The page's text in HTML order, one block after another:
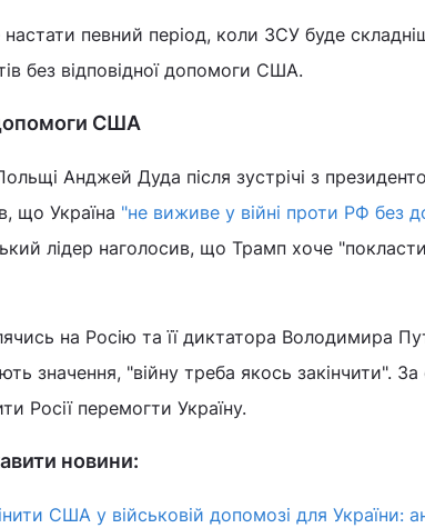
певний період, коли ЗСУ буде
без відповідної допомоги США.
США
Анджей Дуда після зустрічі з
що Україна "не виживе у війні проти РФ без
лідер наголосив, що Трамп хоче
на Росію та її диктатора Володимира
значення, "війну треба якось закінчити".
Росії перемогти Україну.
новини:
США у військовій допомозі для України: